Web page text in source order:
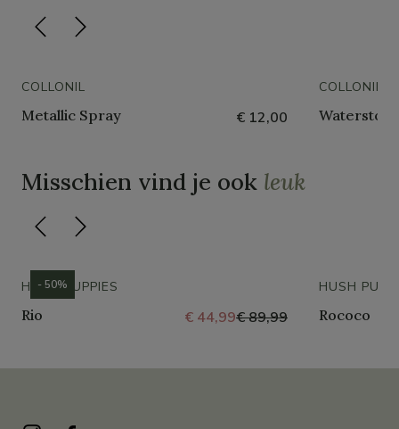
COLLONIL
Metallic Spray € 12,00
COLLONIL
Waterstop
Misschien vind je ook leuk
HUSH PUPPIES
Rio € 44,99€ 89,99
- 50% HUSH
Rococo